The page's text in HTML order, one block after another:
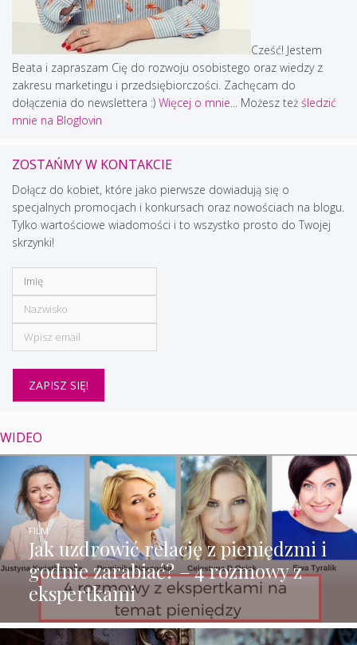
Cześć! Jestem
Beata i zapraszam Cię do rozwoju osobistego oraz wiedzy z
zakresu marketingu i przedsiębiorczości. Zachęcam do
dołączenia do newslettera :) Więcej o mnie... Możesz też śledzić
mnie na Bloglovin
ZOSTAŃMY W KONTAKCIE
Dołącz do kobiet, które jako pierwsze dowiadują się o
specjalnych promocjach i konkursach oraz nowościach na blogu.
Tylko wartościowe wiadomości i to wszystko prosto do Twojej
skrzynki!
WIDEO
Jak uzdrowić relację z pieniędzmi i
godnie zarabiać? – 4 rozmowy z
ekspertkami
FILM